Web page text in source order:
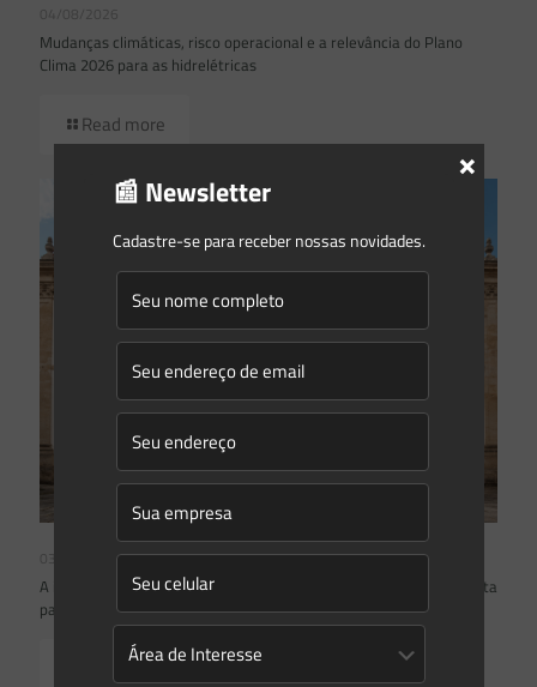
04/08/2026
Mudanças climáticas, risco operacional e a relevância do Plano
Clima 2026 para as hidrelétricas
Read more
03/08/2026
A inclusão de imóvel em inventário de patrimônio cultural não basta
para impor restrições ao direito de propriedade:
Read more
📰 Newsletter
Cadastre-se para receber nossas novidades.
×